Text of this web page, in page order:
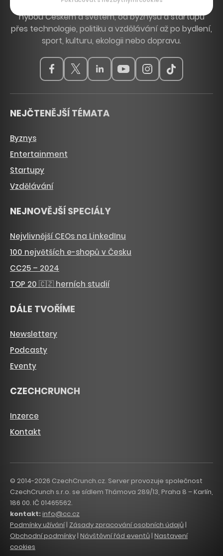
Hlavní zdroj inspirace. Věnujeme se tématům, která
hýbou Českem a světem, od byznysu a startupů
přes technologie, politiku a vzdělávání až po bydlení,
sport, kulturu, ekologii nebo dopravu.
NEJČTENĚJŠÍ TÉMATA
Byznys
Entertainment
Startupy
Vzdělávání
NEJNOVĚJŠÍ SPECIÁLY
Nejvlivnější CEOs na LinkedInu
100 největších e-shopů v Česku
CC25 – 2024
TOP 20 🇨🇿 herních studií
DÁLE TVOŘÍME
Newslettery
Podcasty
Eventy
CZECHCRUNCH
Inzerce
Kontakt
© 2014-2026 CzechCrunch.cz. Server provozuje společnost
CzechCrunch s.r.o. se sídlem Thámova 289/13, Praha 8 – Karlín,
186 00. IČ 01465562.
kontakt:info@cc.cz
Podmínky užívání| Zásady zpracování osobních údajů |
Obchodní podmínky | Návštěvní řád eventů | Nastavení
cookies